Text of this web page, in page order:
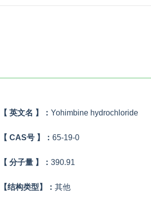
【 英文名 】： Yohimbine hydrochloride
【 CAS号 】： 65-19-0
【 分子量 】： 390.91
【结构类型】： 其他